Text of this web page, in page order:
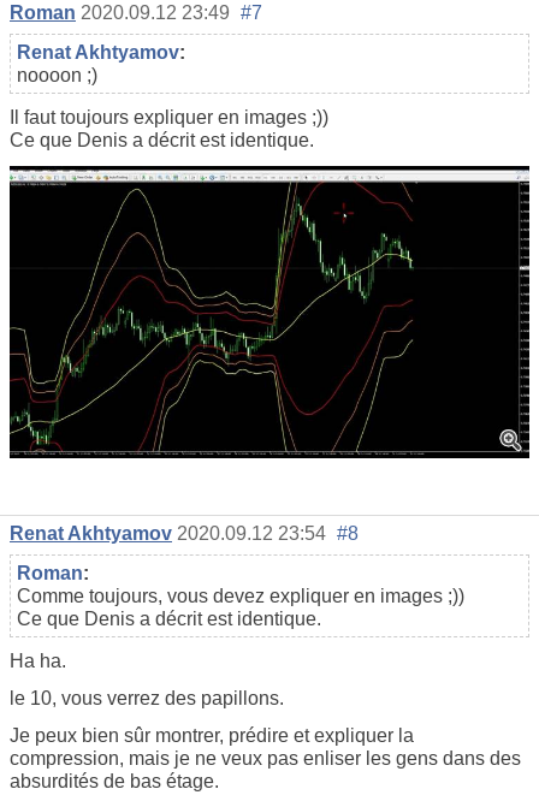
Roman 2020.09.12 23:49 #7
Renat Akhtyamov:
noooon ;)
Il faut toujours expliquer en images ;))
Ce que Denis a décrit est identique.
Renat Akhtyamov 2020.09.12 23:54 #8
Roman:
Comme toujours, vous devez expliquer en images ;))
Ce que Denis a décrit est identique.
Ha ha.
le 10, vous verrez des papillons.
Je peux bien sûr montrer, prédire et expliquer la
compression, mais je ne veux pas enliser les gens dans des
absurdités de bas étage.